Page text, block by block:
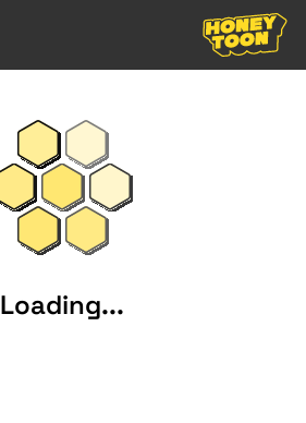
Loading...